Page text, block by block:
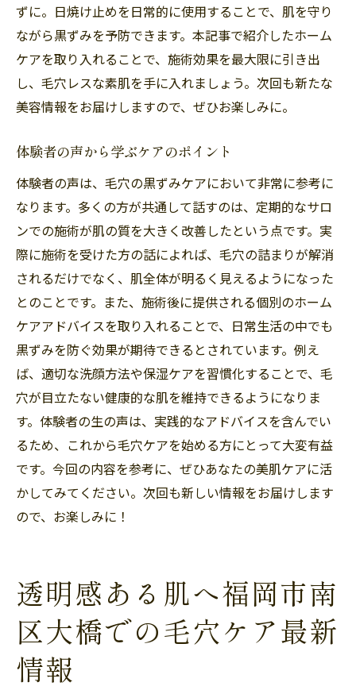
ずに。日焼け止めを日常的に使用することで、肌を守り
ながら黒ずみを予防できます。本記事で紹介したホーム
ケアを取り入れることで、施術効果を最大限に引き出
し、毛穴レスな素肌を手に入れましょう。次回も新たな
美容情報をお届けしますので、ぜひお楽しみに。
体験者の声から学ぶケアのポイント
体験者の声は、毛穴の黒ずみケアにおいて非常に参考に
なります。多くの方が共通して話すのは、定期的なサロ
ンでの施術が肌の質を大きく改善したという点です。実
際に施術を受けた方の話によれば、毛穴の詰まりが解消
されるだけでなく、肌全体が明るく見えるようになった
とのことです。また、施術後に提供される個別のホーム
ケアアドバイスを取り入れることで、日常生活の中でも
黒ずみを防ぐ効果が期待できるとされています。例え
ば、適切な洗顔方法や保湿ケアを習慣化することで、毛
穴が目立たない健康的な肌を維持できるようになりま
す。体験者の生の声は、実践的なアドバイスを含んでい
るため、これから毛穴ケアを始める方にとって大変有益
です。今回の内容を参考に、ぜひあなたの美肌ケアに活
かしてみてください。次回も新しい情報をお届けします
ので、お楽しみに！
透明感ある肌へ福岡市南
区大橋での毛穴ケア最新
情報